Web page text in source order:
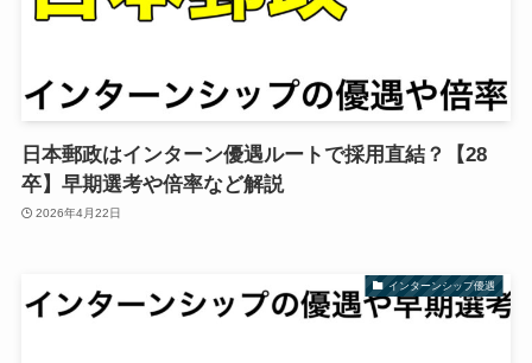
日本郵政はインターン優遇ルートで採用直結？【28
卒】早期選考や倍率など解説
2026年4月22日
インターンシップ優遇